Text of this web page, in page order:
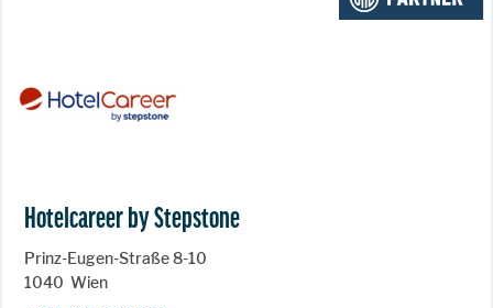
Hotelcareer by Stepstone
Prinz-Eugen-Straße 8-10
1040 Wien